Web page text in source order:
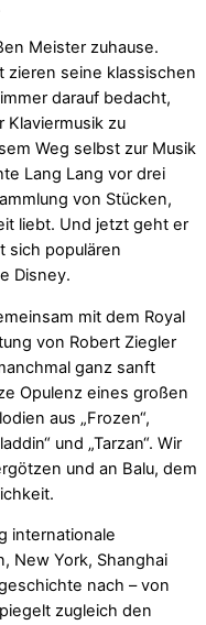
Meister zuhause.
zieren seine klassischen
darauf bedacht,
Klaviermusik zu
Weg selbst zur Musik
Lang Lang vor drei
von Stücken,
liebt. Und jetzt geht er
sich populären
Disney.
mit dem Royal
von Robert Ziegler
ganz sanft
Opulenz eines großen
aus „Frozen“,
und „Tarzan“. Wir
und an Balu, dem
internationale
New York, Shanghai
nach – von
zugleich den